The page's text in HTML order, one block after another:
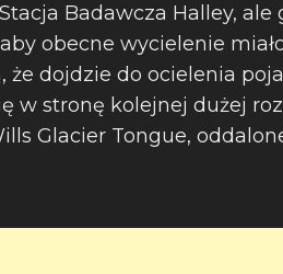
Badawcza Halley, ale
obecne wycielenie
że dojdzie do ocielenia
w stronę kolejnej dużej
Glacier Tongue,